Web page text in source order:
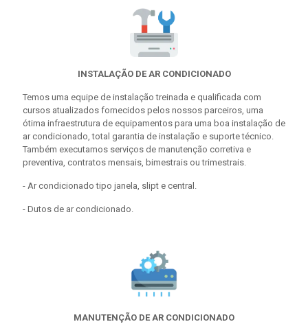
INSTALAÇÃO DE AR CONDICIONADO
Temos uma equipe de instalação treinada e qualificada com
cursos atualizados fornecidos pelos nossos parceiros, uma
ótima infraestrutura de equipamentos para uma boa instalação de
ar condicionado, total garantia de instalação e suporte técnico.
Também executamos serviços de manutenção corretiva e
preventiva, contratos mensais, bimestrais ou trimestrais.
- Ar condicionado tipo janela, slipt e central.
- Dutos de ar condicionado.
MANUTENÇÃO DE AR CONDICIONADO